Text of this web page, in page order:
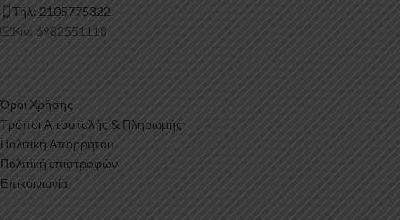
Τηλ: 2105775322
Κιν: 6982551118
Όροι Χρήσης
Τρόποι Αποστολής & Πληρωμής
Πολιτική Απορρήτου
Πολιτική επιστροφών
Επικοινωνία